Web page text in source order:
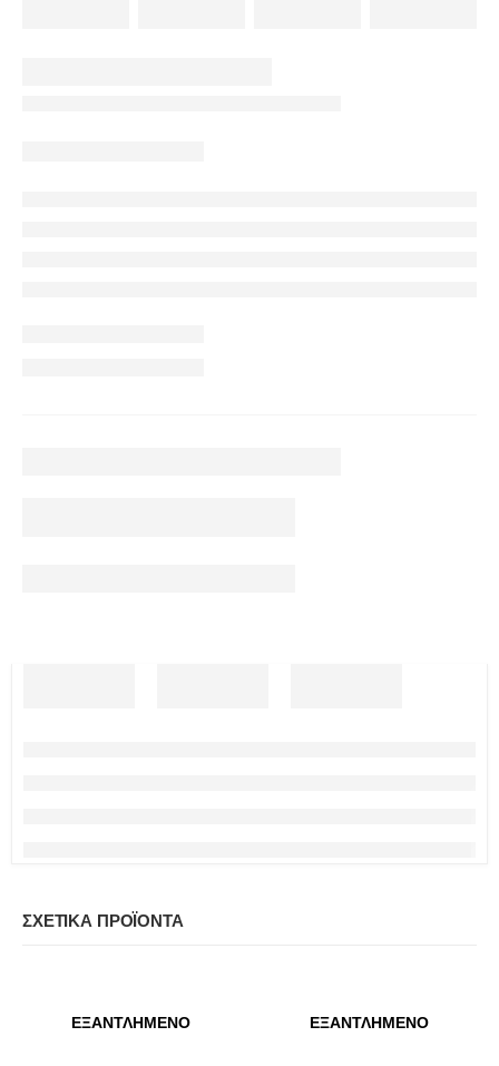
ΣΧΕΤΙΚΆ ΠΡΟΪΌΝΤΑ
ΕΞΑΝΤΛΗΜΈΝΟ ΕΞΑΝΤΛΗΜΈΝΟ